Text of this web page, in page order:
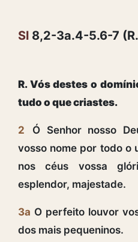
Sl 8,2-3a.4-5.6-7
R. Vós destes o
tudo o que criastes.
2 Ó Senhor nosso
vosso nome por todo o
nos céus vossa
esplendor, majestade.
3a O perfeito louvor
dos mais pequeninos.